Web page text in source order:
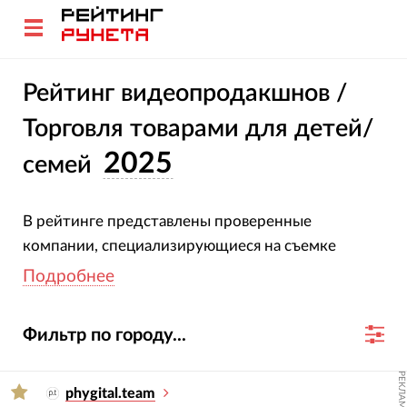
Рейтинг видеопродакшнов /
Торговля товарами для детей/
семей 2025
В рейтинге представлены проверенные
компании, специализирующиеся на съемке
рекламных и корпоративных роликов для
основана на глубоком анализе их проектов, услуг,
2024 гг.
Подробнее
Фильтр по городу...
phygital.team РЕКЛАМА